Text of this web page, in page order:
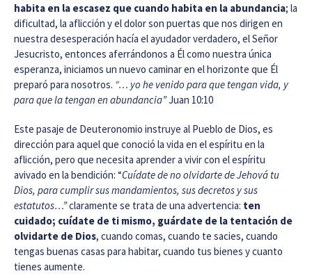
habita en la escasez que cuando habita en la abundancia; la
dificultad, la aflicción y el dolor son puertas que nos dirigen en
nuestra desesperación hacía el ayudador verdadero, el Señor
Jesucristo, entonces aferrándonos a Él como nuestra única
esperanza, iniciamos un nuevo caminar en el horizonte que Él
preparó para nosotros. “… yo he venido para que tengan vida, y
para que la tengan en abundancia”Juan 10:10
Este pasaje de Deuteronomio instruye al Pueblo de Dios, es
dirección para aquel que conoció la vida en el espíritu en la
aflicción, pero que necesita aprender a vivir con el espíritu
avivado en la bendición: “Cuídate de no olvidarte de Jehová tu
Dios, para cumplir sus mandamientos, sus decretos y sus
estatutos…”claramente se trata de una advertencia: ten
cuidado; cuídate de ti mismo, guárdate de la tentación de
olvidarte de Dios, cuando comas, cuando te sacies, cuando
tengas buenas casas para habitar, cuando tus bienes y cuanto
tienes aumente.